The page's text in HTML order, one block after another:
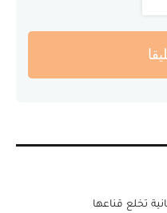
تخلع قناعها